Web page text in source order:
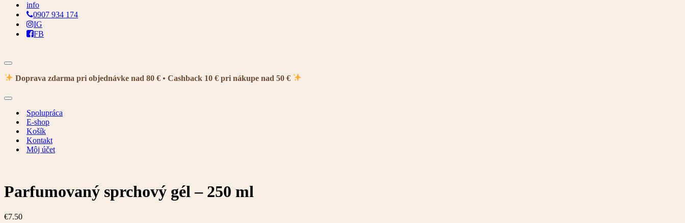
info
0907 934 174
IG
FB
Menu
navigácie
Doprava zdarma pri objednávke nad 80 € • Cashback 10 € pri nákupe nad 50 €
Menu
navigácieSpolupráca
E-shop
Košík
Kontakt
Môj účet
Parfumovaný sprchový gél – 250 ml
€7.50